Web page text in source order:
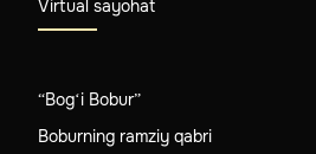
Virtual sayohat
“Bog‘i Bobur”
Boburning ramziy qabri